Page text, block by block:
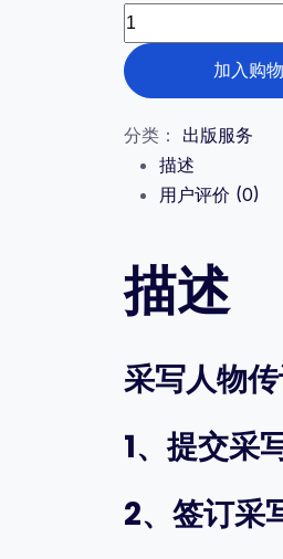
采
写
人
传
加入购
分类： 出版服务
描述
用户评价 (0)
描述
采写人物
1、提交采
2、签订采